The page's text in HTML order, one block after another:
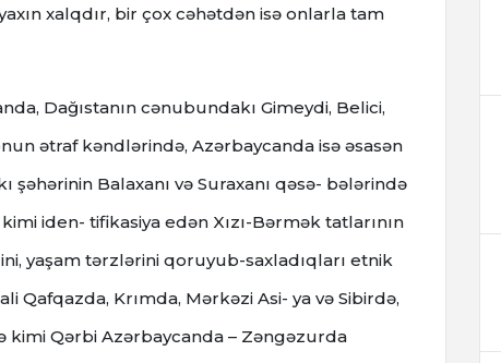
xalqdır, bir çox cəhətdən isə onlarla tam
Dağıstanın cənubundakı Gimeydi, Belici,
ətraf kəndlərində, Azərbaycanda isə əsasən
şəhərinin Balaxanı və Suraxanı qəsə- bələrində
iden- tifikasiya edən Xızı-Bərmək tatlarının
yaşam tərzlərini qoruyub-saxladıqları etnik
Qafqazda, Krımda, Mərkəzi Asi- ya və Sibirdə,
kimi Qərbi Azərbaycanda – Zəngəzurda